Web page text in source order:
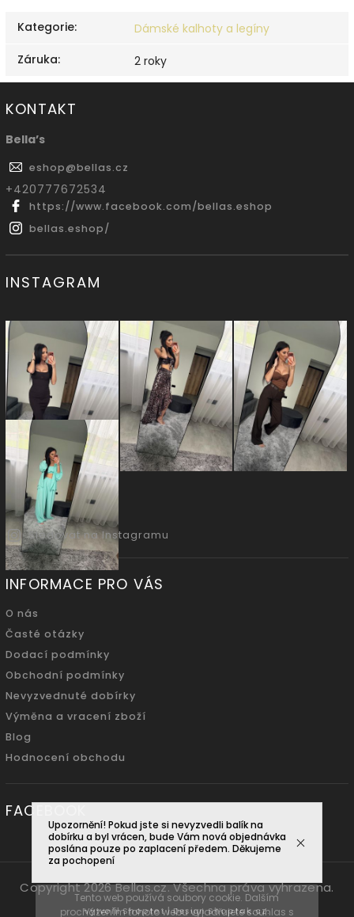
Tento web používá soubory cookie. Dalším
procházením tohoto webu vyjadřujete souhlas s
Upozornění! Pokud jste si nevyzvedli balík na
dobírku a byl vrácen, bude Vám nová objednávka
poslána pouze po zaplacení předem. Děkujeme
za pochopení
Kategorie:
Dámské kalhoty a legíny
Záruka: 2 roky
KONTAKT
Bella’s
eshop@bellas.cz
‭+420777672534
https://www.facebook.com/bellas.eshop
bellas.eshop/
INSTAGRAM
Sledovat na Instagramu
INFORMACE PRO VÁS
O nás
Časté otázky
Dodací podmínky
Obchodní podmínky
Nevyzvednuté dobírky
Výměna a vracení zboží
Blog
Hodnocení obchodu
FACEBOOK
Copyright 2026Bellas.cz. Všechna práva vyhrazena.
VytvořilShoptet| DesignShoptak.cz.